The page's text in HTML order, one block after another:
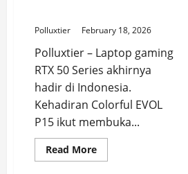
Polluxtier February 18, 2026
Polluxtier – Laptop gaming
RTX 50 Series akhirnya
hadir di Indonesia.
Kehadiran Colorful EVOL
P15 ikut membuka...
Read MoreRead
more